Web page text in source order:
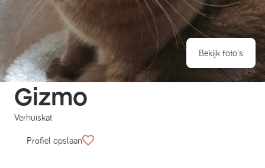
Bekijk foto's
Gizmo
Verhuiskat
Profiel opslaan